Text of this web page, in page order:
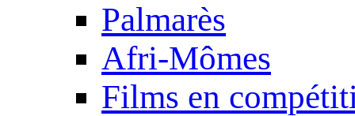
Palmarès
Afri-Mômes
Films en